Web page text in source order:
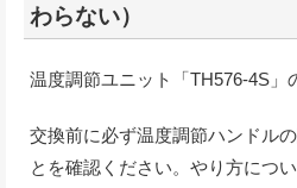
わらない）
温度調節ユニット「TH576-4S」
交換前に必ず温度調節ハンドル
とを確認ください。やり方につ